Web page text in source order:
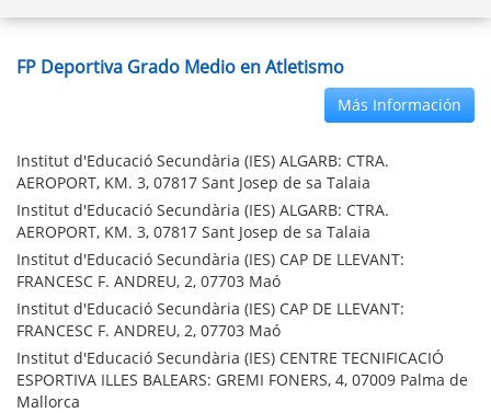
FP Deportiva Grado Medio en Atletismo
Más Información
Institut d'Educació Secundària (IES) ALGARB: CTRA.
AEROPORT, KM. 3, 07817 Sant Josep de sa Talaia
Institut d'Educació Secundària (IES) ALGARB: CTRA.
AEROPORT, KM. 3, 07817 Sant Josep de sa Talaia
Institut d'Educació Secundària (IES) CAP DE LLEVANT:
FRANCESC F. ANDREU, 2, 07703 Maó
Institut d'Educació Secundària (IES) CAP DE LLEVANT:
FRANCESC F. ANDREU, 2, 07703 Maó
Institut d'Educació Secundària (IES) CENTRE TECNIFICACIÓ
ESPORTIVA ILLES BALEARS: GREMI FONERS, 4, 07009 Palma de
Mallorca